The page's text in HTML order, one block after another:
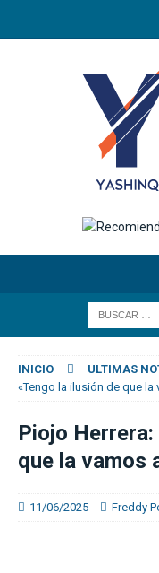
INICIO ULTIMAS
«Tengo la ilusión de que la
Piojo
que la vamos
11/06/2025 Freddy